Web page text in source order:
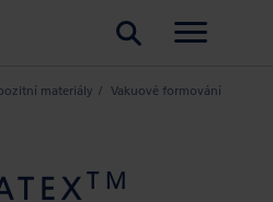
materiály
Vakuové formování
TM